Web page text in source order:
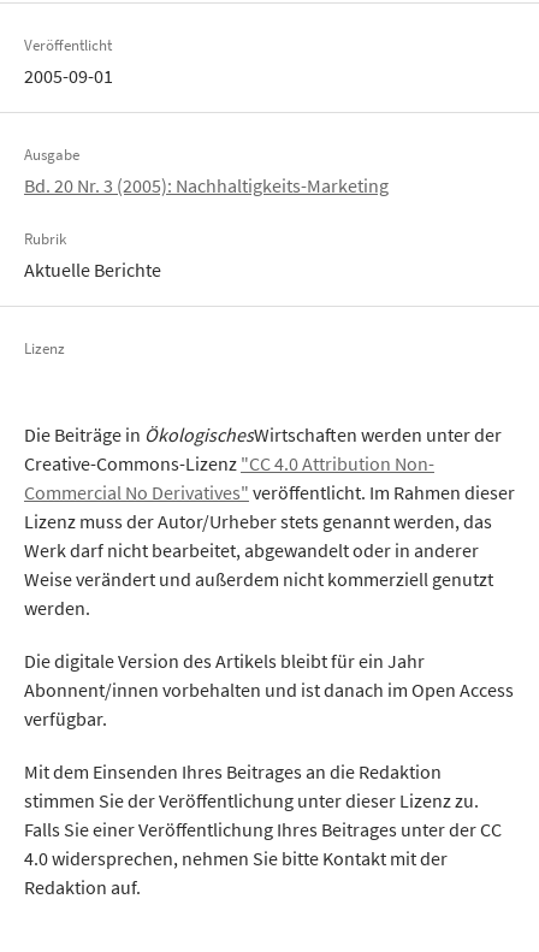
Veröffentlicht
2005-09-01
Ausgabe
Bd. 20 Nr. 3 (2005): Nachhaltigkeits-Marketing
Rubrik
Aktuelle Berichte
Lizenz
Die Beiträge in ÖkologischesWirtschaften werden unter der
Creative-Commons-Lizenz "CC 4.0 Attribution Non-
Commercial No Derivatives" veröffentlicht. Im Rahmen dieser
Lizenz muss der Autor/Urheber stets genannt werden, das
Werk darf nicht bearbeitet, abgewandelt oder in anderer
Weise verändert und außerdem nicht kommerziell genutzt
werden.
Die digitale Version des Artikels bleibt für ein Jahr
Abonnent/innen vorbehalten und ist danach im Open Access
verfügbar.
Mit dem Einsenden Ihres Beitrages an die Redaktion
stimmen Sie der Veröffentlichung unter dieser Lizenz zu.
Falls Sie einer Veröffentlichung Ihres Beitrages unter der CC
4.0 widersprechen, nehmen Sie bitte Kontakt mit der
Redaktion auf.